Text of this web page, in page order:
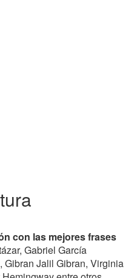
con las mejores frases
Gabriel García
Gibran Jalil Gibran, Virginia